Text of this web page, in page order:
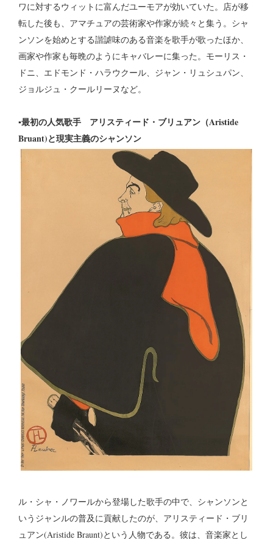
ワに対するウィットに富んだユーモアが効いていた。店が移
転した後も、アマチュアの芸術家や作家が続々と集う。シャ
ンソンを始めとする諧謔味のある音楽を歌手が歌ったほか、
画家や作家も毎晩のようにキャバレーに集った。モーリス・
ドニ、エドモンド・ハラウクール、ジャン・リュシュパン、
ジョルジュ・クールリーヌなど。
▪最初の人気歌手 アリスティード・ブリュアン（Aristide
Bruant)と現実主義のシャンソン
ル・シャ・ノワールから登場した歌手の中で、シャンソンと
いうジャンルの普及に貢献したのが、アリスティード・ブリ
ュアン(Aristide Braunt)という人物である。彼は、音楽家とし